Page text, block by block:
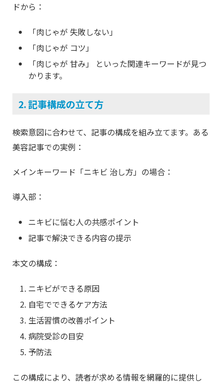
ドから：
「肉じゃが 失敗しない」
「肉じゃが コツ」
「肉じゃが 甘み」 といった関連キーワードが見つ
かります。
2. 記事構成の立て方
検索意図に合わせて、記事の構成を組み立てます。ある
美容記事での実例：
メインキーワード「ニキビ 治し方」の場合：
導入部：
ニキビに悩む人の共感ポイント
記事で解決できる内容の提示
本文の構成：
ニキビができる原因
自宅でできるケア方法
生活習慣の改善ポイント
病院受診の目安
予防法
この構成により、読者が求める情報を網羅的に提供し